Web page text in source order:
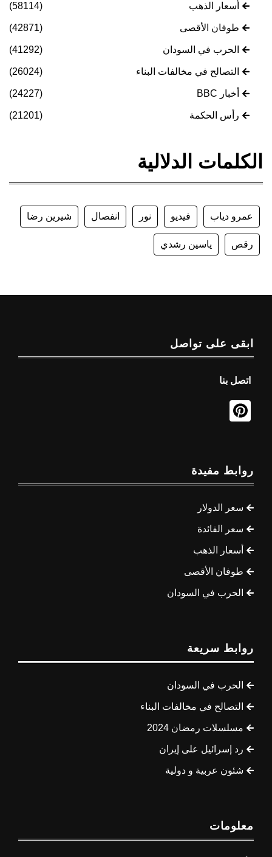
أسعار الذهب (58114)
طوفان الأقصى (42871)
الحرب في السودان (41292)
التصالح في مخالفات البناء (26024)
أخبار BBC (24227)
رأس الحكمة (21201)
الكلمات الدلالية
عمرو دياب فيديو نور انفصال شيرين رضا
رقص ياسين رشدي
ابقى على تواصل
اتصل بنا
روابط مفيدة
سعر الدولار
سعر الفائدة
أسعار الذهب
طوفان الأقصى
الحرب في السودان
روابط سريعة
الحرب في السودان
التصالح في مخالفات البناء
مسلسلات رمضان 2024
رد إسرائيل على إيران
شئون عربية و دولية
معلومات